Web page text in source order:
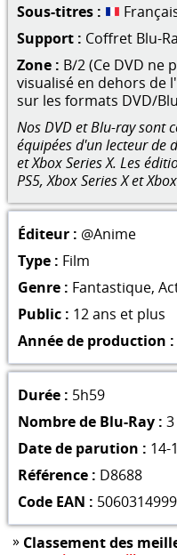
Sous-titres :
Support : Coffret Blu-
Zone : B/2 (Ce DVD
visualisé en dehors de
sur les formats DVD/
Nos DVD et Blu-ray sont
équipées d'un lecteur de
et Xbox Series X. Les
PS5, Xbox Series X et
Éditeur : @Anime
Type : Film
Genre : Fantastique,
Public : 12 ans et plus
Année de production :
Durée : 5h59
Nombre de Blu-Ray : 3
Date de parution : 14-
Référence : D8688
Code EAN :
» Classement des